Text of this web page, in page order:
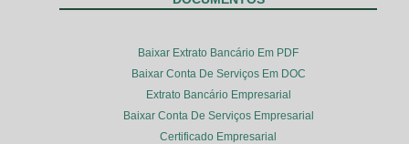
Baixar Extrato Bancário Em PDF
Baixar Conta De Serviços Em DOC
Extrato Bancário Empresarial
Baixar Conta De Serviços Empresarial
Certificado Empresarial